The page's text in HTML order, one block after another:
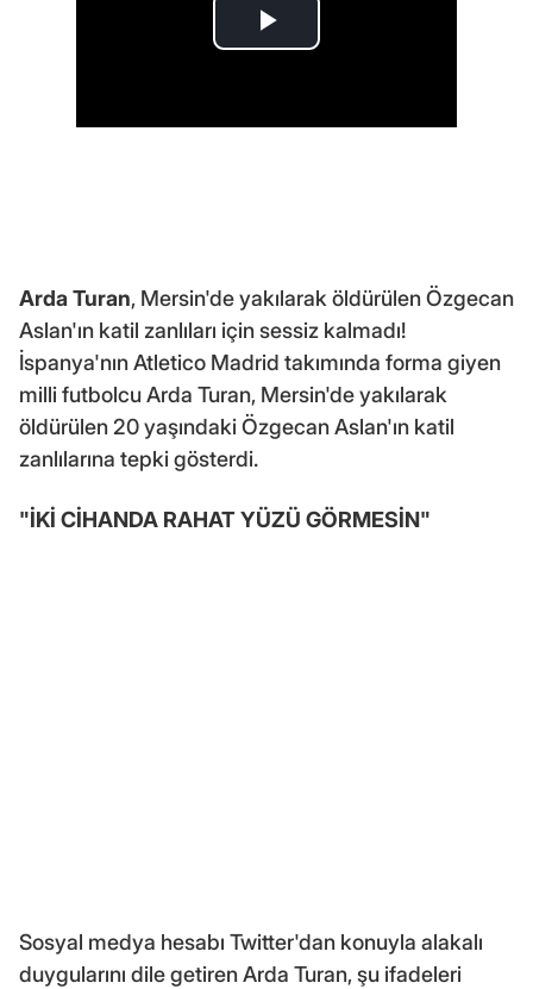
Arda Turan, Mersin'de yakılarak öldürülen Özgecan
Aslan'ın katil zanlıları için sessiz kalmadı!
İspanya'nın Atletico Madrid takımında forma giyen
milli futbolcu Arda Turan, Mersin'de yakılarak
öldürülen 20 yaşındaki Özgecan Aslan'ın katil
zanlılarına tepki gösterdi.
"İKİ CİHANDA RAHAT YÜZÜ GÖRMESİN"
Sosyal medya hesabı Twitter'dan konuyla alakalı
duygularını dile getiren Arda Turan, şu ifadeleri